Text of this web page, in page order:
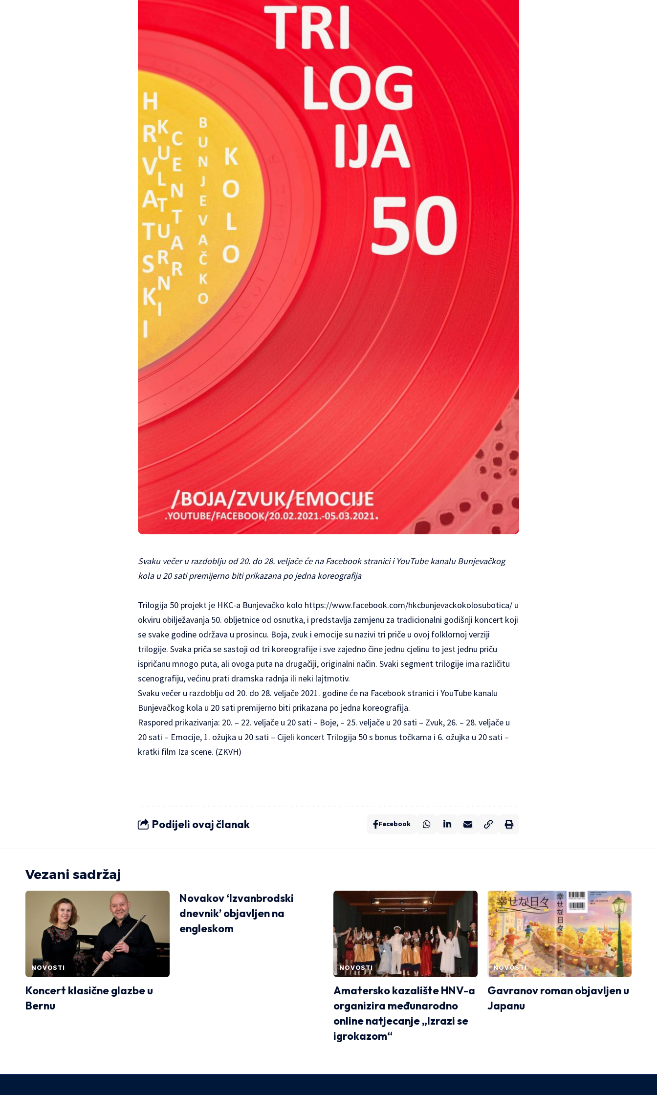
Svaku večer u razdoblju od 20. do 28. veljače će na Facebook stranici i YouTube kanalu Bunjevačkog
kola u 20 sati premijerno biti prikazana po jedna koreografija
Trilogija 50 projekt je HKC-a Bunjevačko kolo https://www.facebook.com/hkcbunjevackokolosubotica/ u
okviru obilježavanja 50. obljetnice od osnutka, i predstavlja zamjenu za tradicionalni godišnji koncert koji
se svake godine održava u prosincu. Boja, zvuk i emocije su nazivi tri priče u ovoj folklornoj verziji
trilogije. Svaka priča se sastoji od tri koreografije i sve zajedno čine jednu cjelinu to jest jednu priču
ispričanu mnogo puta, ali ovoga puta na drugačiji, originalni način. Svaki segment trilogije ima različitu
scenografiju, većinu prati dramska radnja ili neki lajtmotiv.
Svaku večer u razdoblju od 20. do 28. veljače 2021. godine će na Facebook stranici i YouTube kanalu
Bunjevačkog kola u 20 sati premijerno biti prikazana po jedna koreografija.
Raspored prikazivanja: 20. – 22. veljače u 20 sati – Boje, – 25. veljače u 20 sati – Zvuk, 26. – 28. veljače u
20 sati – Emocije, 1. ožujka u 20 sati – Cijeli koncert Trilogija 50 s bonus točkama i 6. ožujka u 20 sati –
kratki film Iza scene. (ZKVH)
Podijeli ovaj članak Facebook
Vezani sadržaj
NOVOSTI
Koncert klasične glazbe u
Bernu
Novakov ‘Izvanbrodski
dnevnik’ objavljen na
engleskom
NOVOSTI
Amatersko kazalište HNV-a
organizira međunarodno
online natjecanje „Izrazi se
igrokazom“
NOVOSTI
Gavranov roman objavljen u
Japanu